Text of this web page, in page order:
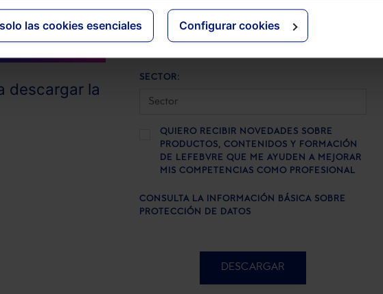
las cookies esenciales Configurar cookies
descargar la
EMPRESA
SECTOR:
QUIERO RECIBIR NOVEDADES SOBRE
PRODUCTOS, CONTENIDOS Y FORMACIÓN
DE LEFEBVRE QUE ME AYUDEN A MEJORAR
MIS COMPETENCIAS COMO PROFESIONAL
CONSULTA LA INFORMACIÓN BÁSICA SOBRE
PROTECCIÓN DE DATOS
DESCARGAR